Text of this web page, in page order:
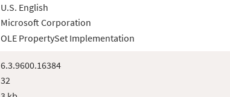
U.S. English
Microsoft Corporation
OLE PropertySet Implementation
6.3.9600.16384
32